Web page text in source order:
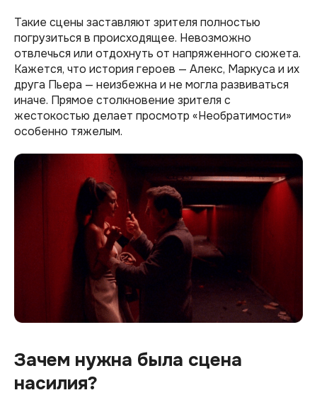
Такие сцены заставляют зрителя полностью
погрузиться в происходящее. Невозможно
отвлечься или отдохнуть от напряженного сюжета.
Кажется, что история героев — Алекс, Маркуса и их
друга Пьера — неизбежна и не могла развиваться
иначе. Прямое столкновение зрителя с
жестокостью делает просмотр «Необратимости»
особенно тяжелым.
Зачем нужна была сцена
насилия?